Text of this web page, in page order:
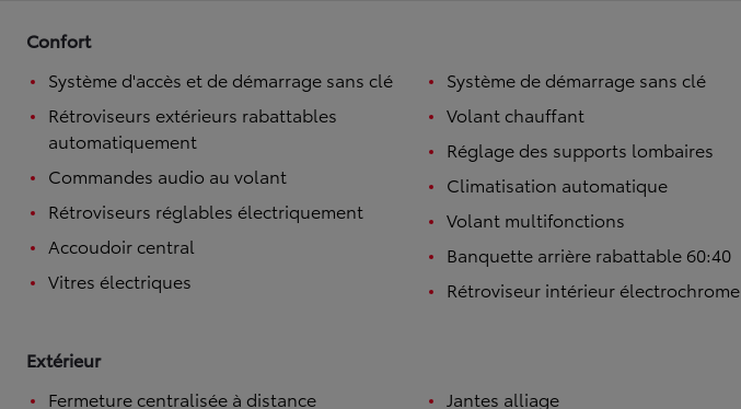
Confort
Système d'accès et de démarrage sans clé
Rétroviseurs extérieurs rabattables
automatiquement
Commandes audio au volant
Rétroviseurs réglables électriquement
Accoudoir central
Vitres électriques
Système de démarrage sans clé
Volant chauffant
Réglage des supports lombaires
Climatisation automatique
Volant multifonctions
Banquette arrière rabattable 60:40
Rétroviseur intérieur électrochrome
Extérieur
Fermeture centralisée à distance
Jantes alliage